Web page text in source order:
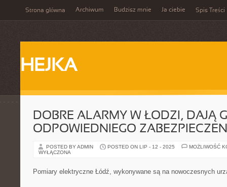
Strona główna Archiwum Budzisz mnie Ja ciebie Spis Treści
HEJKA
DOBRE ALARMY W ŁODZI, DAJĄ
ODPOWIEDNIEGO
POSTED BY ADMIN POSTED ON LIP - 12 - 2025
MOŻLIWOŚĆ
WYŁĄCZONA
Pomiary elektryczne Łódź, wykonywane są na nowoczesnych